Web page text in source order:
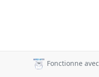
Fonctionne avec